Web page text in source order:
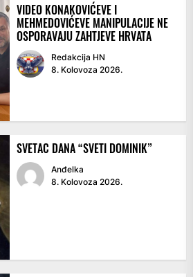
VIDEO KONAKOVIĆEVE I
MEHMEDOVIĆEVE MANIPULACIJE NE
OSPORAVAJU ZAHTJEVE HRVATA
Redakcija HN
8. Kolovoza 2026.
SVETAC DANA “SVETI DOMINIK”
Anđelka
8. Kolovoza 2026.